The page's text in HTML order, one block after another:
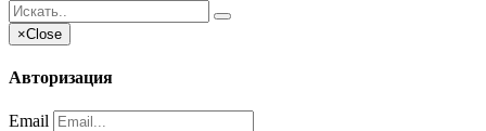
×Close
Авторизация
Email